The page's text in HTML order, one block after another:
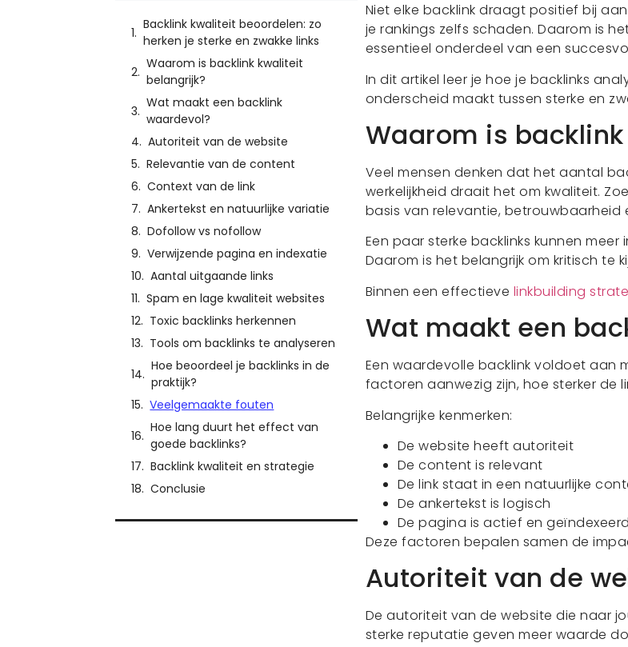
Backlink kwaliteit beoordelen: zo
herken je sterke en zwakke links
Waarom is backlink kwaliteit
belangrijk?
Wat maakt een backlink
waardevol?
Autoriteit van de website
Relevantie van de content
Context van de link
Ankertekst en natuurlijke variatie
Dofollow vs nofollow
Verwijzende pagina en indexatie
Aantal uitgaande links
Spam en lage kwaliteit websites
Toxic backlinks herkennen
Tools om backlinks te analyseren
Hoe beoordeel je backlinks in de
praktijk?
Veelgemaakte fouten
Hoe lang duurt het effect van
goede backlinks?
Backlink kwaliteit en strategie
Conclusie
Niet elke backlink draagt positief bij
je rankings zelfs schaden. Daarom is
essentieel onderdeel van een
In dit artikel leer je hoe je backlinks
onderscheid maakt tussen sterke en
Waarom is
Veel mensen denken dat het aantal
werkelijkheid draait het om kwaliteit.
basis van relevantie, betrouwbaarheid
Een paar sterke backlinks kunnen
Daarom is het belangrijk om kritisch te
Binnen een effectieve linkbuilding
Wat maakt een
Een waardevolle backlink voldoet aan
factoren aanwezig zijn, hoe sterker de
Belangrijke kenmerken:
De website heeft autoriteit
De content is relevant
De link staat in een natuurlijke
De ankertekst is logisch
De pagina is actief en geïndexeerd
Deze factoren bepalen samen de
Autoriteit van de
De autoriteit van de website die naar
sterke reputatie geven meer waarde